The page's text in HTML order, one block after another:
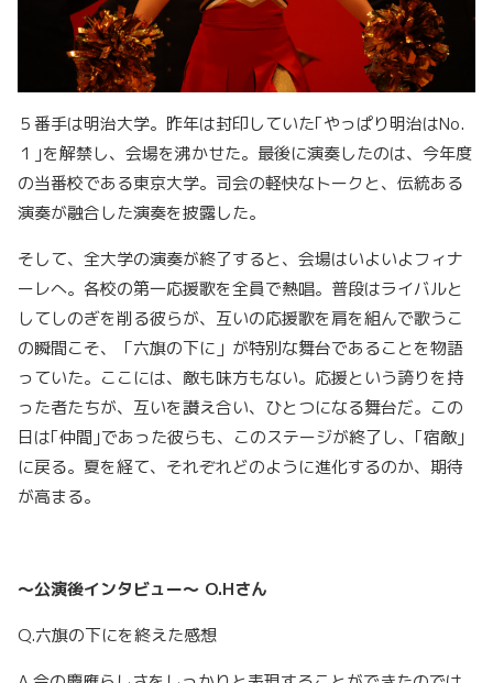
５番手は明治大学。昨年は封印していた｢やっぱり明治はNo.
１ ｣を解禁し、会場を沸かせた。最後に演奏したのは、今年度
の当番校である東京大学。司会の軽快なトークと、伝統ある
演奏が融合した演奏を披露した。
そして、全大学の演奏が終了すると、会場はいよいよフィナ
ーレへ。各校の第一応援歌を全員で熱唱。普段はライバルと
してしのぎを削る彼らが、互いの応援歌を肩を組んで歌うこ
の瞬間こそ、「六旗の下に」が特別な舞台であることを物語
っていた。ここには、敵も味方もない。応援という誇りを持
った者たちが、互いを讃え合い、ひとつになる舞台だ。この
日は｢仲間｣であった彼らも、このステージが終了し、｢宿敵｣
に戻る。夏を経て、それぞれどのように進化するのか、期待
が高まる。
～公演後インタビュー～ O.Hさん
Q.六旗の下にを終えた感想